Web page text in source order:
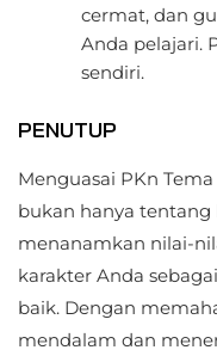
cermat, dan
Anda pelajari.
sendiri.
PENUTUP
Menguasai PKn
bukan hanya
menanamkan nilai-
karakter Anda
baik. Dengan
mendalam dan